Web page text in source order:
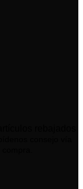
rebajados
consejo vía